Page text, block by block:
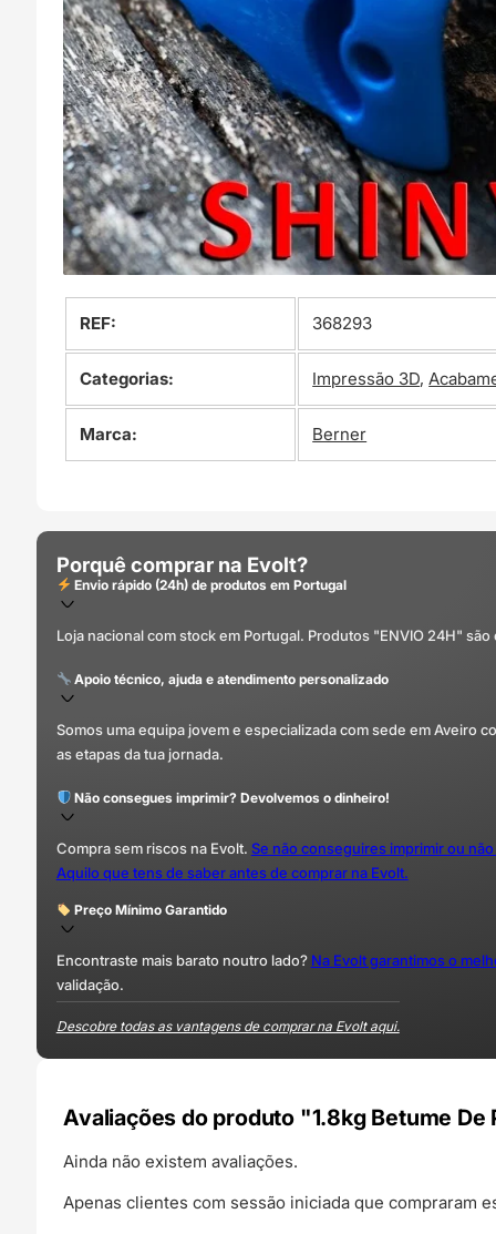
REF: 368293
Categorias: Impressão 3D,
Marca: Berner
Porquê comprar na Evolt?
Envio rápido (24h) de produtos em Portugal
Loja nacional com stock em Portugal. Produtos "ENVIO 24H"
Apoio técnico, ajuda e atendimento personalizado
Somos uma equipa jovem e especializada com sede em Aveiro
as etapas da tua jornada.
Não consegues imprimir? Devolvemos o dinheiro!
Compra sem riscos na Evolt. Se não conseguires imprimir ou
Aquilo que tens de saber antes de comprar na Evolt.
Preço Mínimo Garantido
Encontraste mais barato noutro lado? Na Evolt garantimos o
validação.
Descobre todas as vantagens de comprar na Evolt aqui.
Avaliações do produto "1.8kg Betume
Ainda não existem avaliações.
Apenas clientes com sessão iniciada que compraram